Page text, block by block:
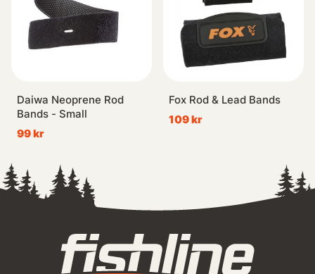
Daiwa Neoprene Rod
Bands - Small
99 kr
Fox Rod & Lead Bands
109 kr